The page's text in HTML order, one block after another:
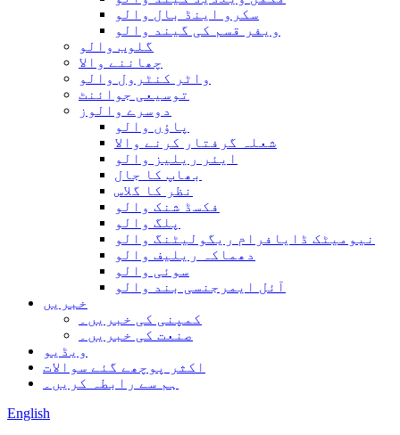
سکرو اینڈ بال والو
ویفر قسم کی گیند والو
گلوب والو
چھاننے والا
واٹر کنٹرول والو
توسیعی جوائنٹ
دوسرے والوز
پاؤں والو
شعلہ گرفتار کرنے والا
ایئر ریلیز والو
بھاپ کا جال
نظر کا گلاس
فکسڈ شنک والو
پلگ والو
نیومیٹک ڈایافرام ریگولیٹنگ والو
دھماکہ ریلیف والو
سوئی والو
آئل ایمرجنسی بند والو
خبریں
کمپنی کی خبریں۔
صنعت کی خبریں۔
ویڈیو
اکثر پوچھے گئے سوالات
ہم سے رابطہ کریں۔
English